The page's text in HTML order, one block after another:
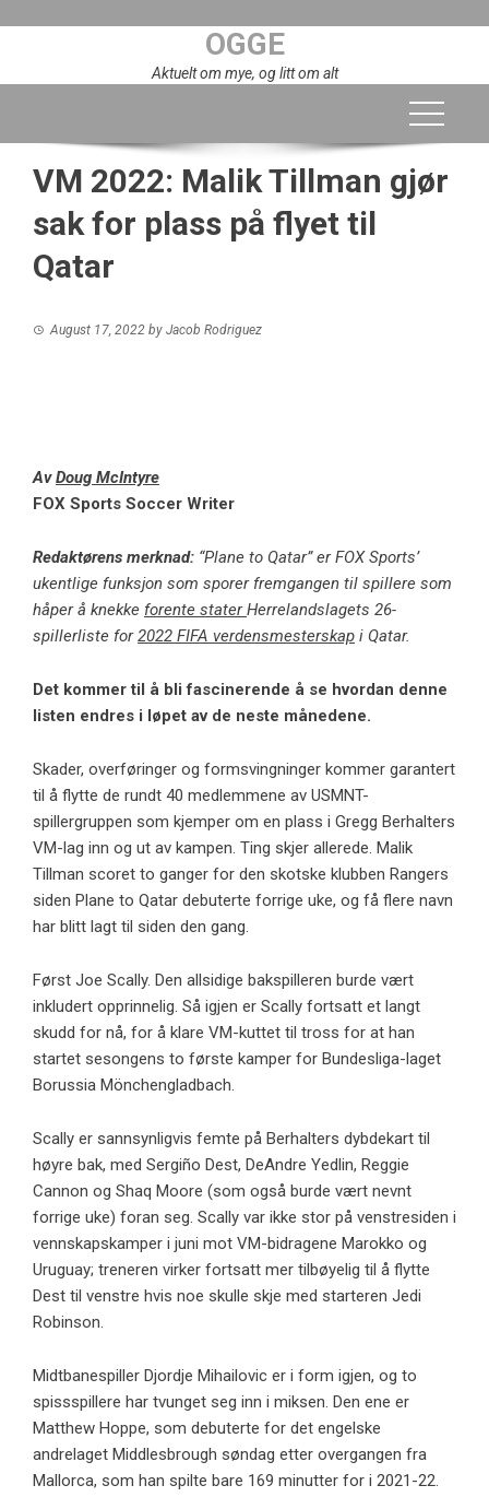
OGGE
Aktuelt om mye, og litt om alt
VM 2022: Malik Tillman gjør
sak for plass på flyet til
Qatar
August 17, 2022 by Jacob Rodriguez
AvDoug McIntyre
FOX Sports Soccer Writer
Redaktørens merknad: “Plane to Qatar” er FOX Sports’
ukentlige funksjon som sporer fremgangen til spillere som
håper å knekke forente stater Herrelandslagets 26-
spillerliste for2022 FIFA verdensmesterskap i Qatar.
Det kommer til å bli fascinerende å se hvordan denne
listen endres i løpet av de neste månedene.
Skader, overføringer og formsvingninger kommer garantert
til å flytte de rundt 40 medlemmene av USMNT-
spillergruppen som kjemper om en plass i Gregg Berhalters
VM-lag inn og ut av kampen. Ting skjer allerede. Malik
Tillman scoret to ganger for den skotske klubben Rangers
siden Plane to Qatar debuterte forrige uke, og få flere navn
har blitt lagt til siden den gang.
Først Joe Scally. Den allsidige bakspilleren burde vært
inkludert opprinnelig. Så igjen er Scally fortsatt et langt
skudd for nå, for å klare VM-kuttet til tross for at han
startet sesongens to første kamper for Bundesliga-laget
Borussia Mönchengladbach.
Scally er sannsynligvis femte på Berhalters dybdekart til
høyre bak, med Sergiño Dest, DeAndre Yedlin, Reggie
Cannon og Shaq Moore (som også burde vært nevnt
forrige uke) foran seg. Scally var ikke stor på venstresiden i
vennskapskamper i juni mot VM-bidragene Marokko og
Uruguay; treneren virker fortsatt mer tilbøyelig til å flytte
Dest til venstre hvis noe skulle skje med starteren Jedi
Robinson.
Midtbanespiller Djordje Mihailovic er i form igjen, og to
spissspillere har tvunget seg inn i miksen. Den ene er
Matthew Hoppe, som debuterte for det engelske
andrelaget Middlesbrough søndag etter overgangen fra
Mallorca, som han spilte bare 169 minutter for i 2021-22.